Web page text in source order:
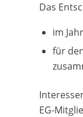
Das
im
für
EG-